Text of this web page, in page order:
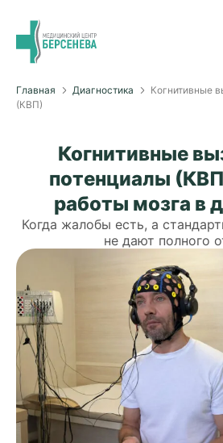
Главная Диагностика
Когнитивные
(КВП)
Когнитивные
потенциалы
работы мозга в
Когда жалобы есть, а
не дают полного